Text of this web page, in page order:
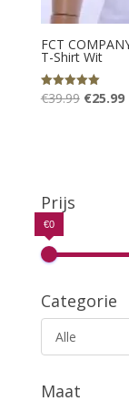
FCT
T-Shirt Wit
Gewaardeerd
5.00
€39.99 €25.99
Prijs
€0
Categorie
Alle
Maat